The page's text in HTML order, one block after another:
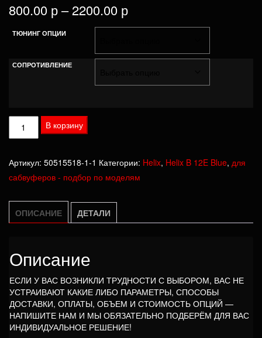
800.00 р–2200.00 р
ТЮНИНГ ОПЦИИ
СОПРОТИВЛЕНИЕ
Количество
товара
Helix
B
Blue
В корзину
Артикул: 50515518-1-1 Категории: Helix, Helix B 12E Blue, для
сабвуферов - подбор по моделям
ОПИСАНИЕ ДЕТАЛИ
Описание
ЕСЛИ У ВАС ВОЗНИКЛИ ТРУДНОСТИ С ВЫБОРОМ, ВАС НЕ
УСТРАИВАЮТ КАКИЕ ЛИБО ПАРАМЕТРЫ, СПОСОБЫ
ДОСТАВКИ, ОПЛАТЫ, ОБЪЕМ И СТОИМОСТЬ ОПЦИЙ —
НАПИШИТЕ НАМ И МЫ ОБЯЗАТЕЛЬНО ПОДБЕРЁМ ДЛЯ ВАС
ИНДИВИДУАЛЬНОЕ РЕШЕНИЕ!